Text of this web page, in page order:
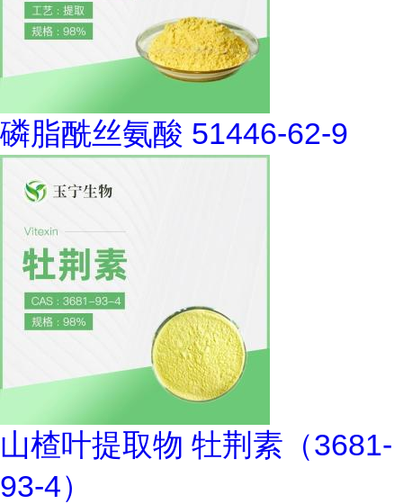
磷脂酰丝氨酸 51446-62-9
山楂叶提取物 牡荆素（3681-
93-4）